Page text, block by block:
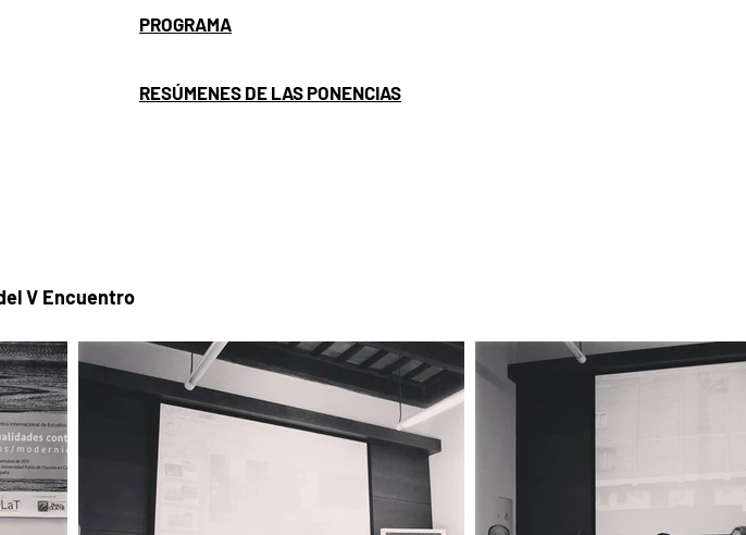
PROGRAMA
RESÚMENES DE LAS PONENCIAS
V Encuentro